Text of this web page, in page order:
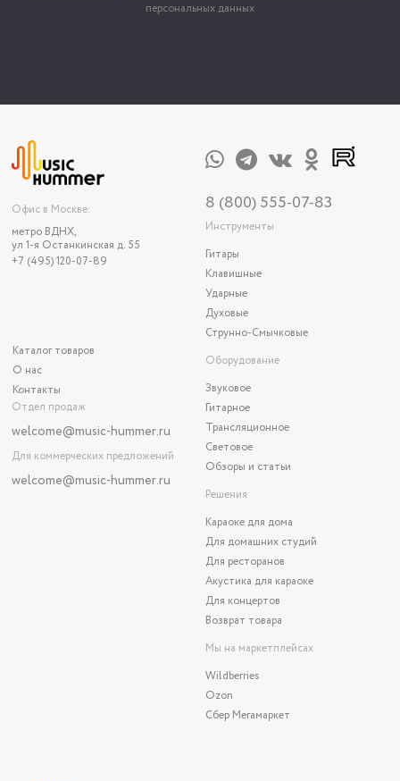
персональных данных
Офис в Москве:
метро ВДНХ,
ул 1-я Останкинская д. 55
+7 (495) 120-07-89
Каталог товаров
О нас
Контакты
Отдел продаж
welcome@music-hummer.ru
Для коммерческих предложений
welcome@music-hummer.ru
8 (800) 555-07-83
Инструменты
Гитары
Клавишные
Ударные
Духовые
Струнно-Смычковые
Оборудование
Звуковое
Гитарное
Трансляционное
Световое
Обзоры и статьи
Решения
Караоке для дома
Для домашних студий
Для ресторанов
Акустика для караоке
Для концертов
Возврат товара
Мы на маркетплейсах
Wildberries
Ozon
Сбер Мегамаркет